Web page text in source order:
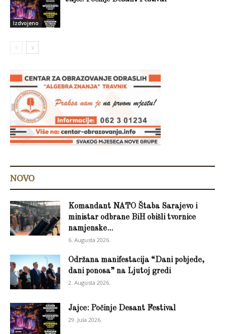
Izdvojeno
NOVO
Komandant NATO Štaba Sarajevo i
ministar odbrane BiH obišli tvornice
namjenske...
6. Augusta 2026.
Održana manifestacija “Dani pobjede,
dani ponosa” na Ljutoj gredi
2. Augusta 2026.
Jajce: Počinje Desant Festival
29. Jula 2026.